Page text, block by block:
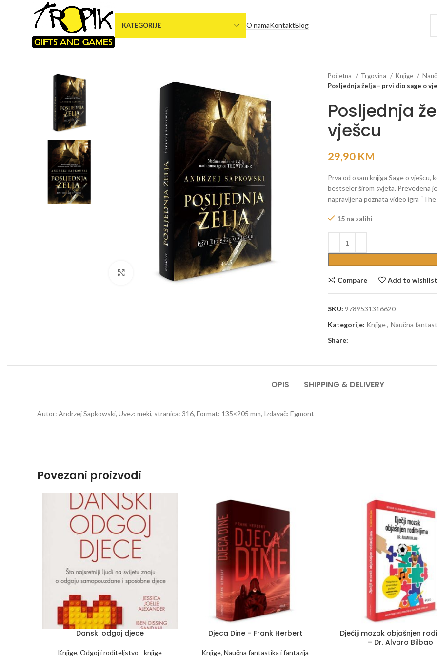
KATEGORIJE O namaKontaktBlog
Click to enlarge
Početna Trgovina Knjige
Posljednja želja – prvi dio sage o
Posljednja
vješcu
29,90 KM
Prva od osam knjiga Sage o vješcu,
bestseler širom svjeta. Prevedena
napravljena poznata video igra “The
15 na zalihi
Compare Add to wishlist
SKU: 9789531316620
Kategorije: Knjige, Naučna
Share:
OPIS SHIPPING & DELIVERY
Autor: Andrzej Sapkowski, Uvez: meki, stranica: 316, Format: 135×205 mm, Izdavač: Egmont
Povezani proizvodi
Danski odgoj djece
Knjige, Odgoj i roditeljstvo - knjige
Djeca Dine – Frank Herbert
Knjige, Naučna fantastika i fantazija
Dječiji mozak objašnjen
– Dr. Alvaro Bilbao